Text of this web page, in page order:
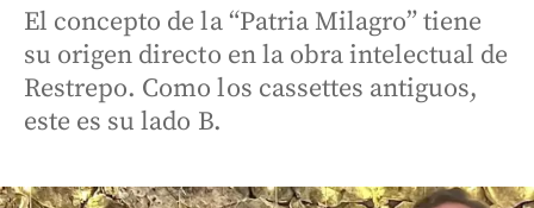
El concepto de la “Patria Milagro” tiene
su origen directo en la obra intelectual de
Restrepo. Como los cassettes antiguos,
este es su lado B.